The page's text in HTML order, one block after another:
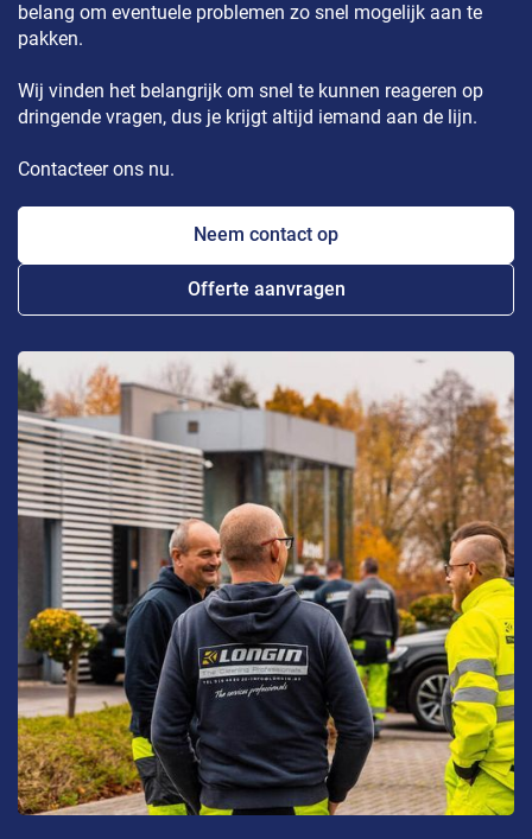
belang om eventuele problemen zo snel mogelijk aan te
pakken.
Wij vinden het belangrijk om snel te kunnen reageren op
dringende vragen, dus je krijgt altijd iemand aan de lijn.
Contacteer ons nu.
Neem contact op
Offerte aanvragen